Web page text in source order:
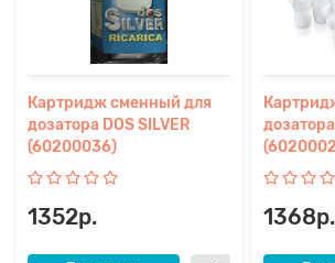
Картридж сменный для
дозатора DOS SILVER
(60200036)
1352р. 1368р.